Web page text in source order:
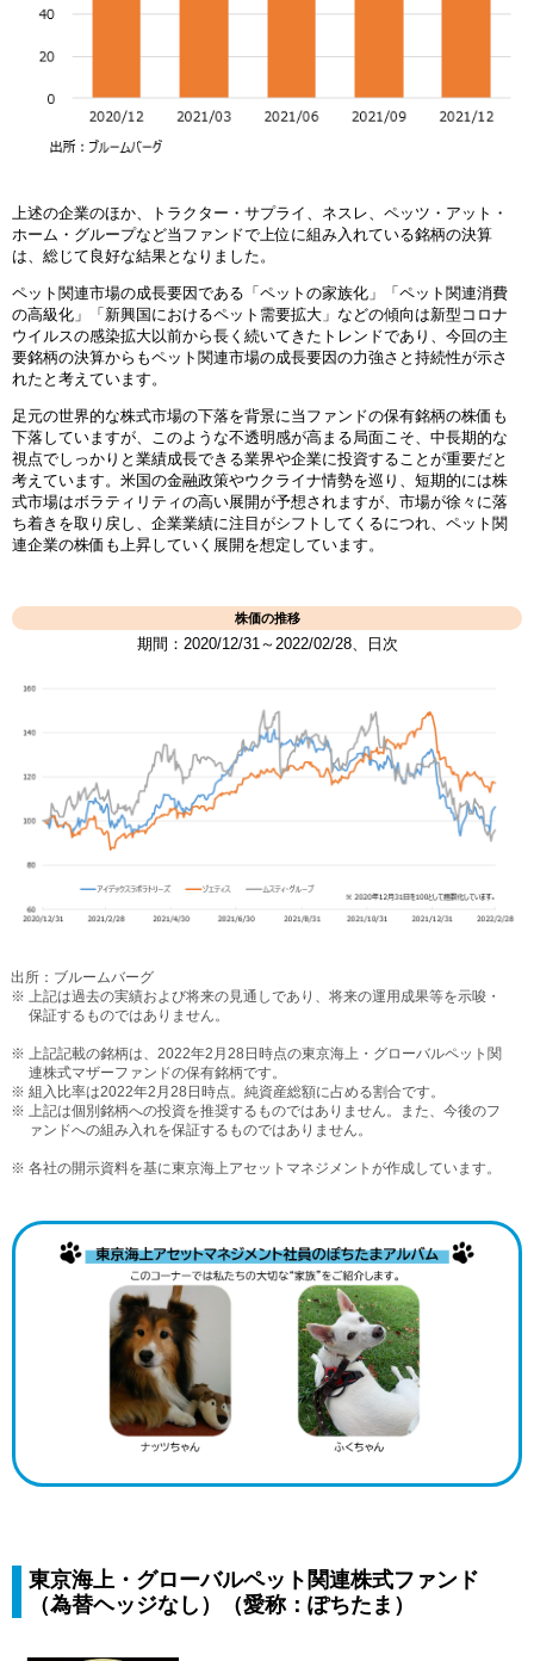
上述の企業のほか、トラクター・サプライ、ネスレ、ペッツ・アット・
ホーム・グループなど当ファンドで上位に組み入れている銘柄の決算
は、総じて良好な結果となりました。
ペット関連市場の成長要因である「ペットの家族化」「ペット関連消費
の高級化」「新興国におけるペット需要拡大」などの傾向は新型コロナ
ウイルスの感染拡大以前から長く続いてきたトレンドであり、今回の主
要銘柄の決算からもペット関連市場の成長要因の力強さと持続性が示さ
れたと考えています。
足元の世界的な株式市場の下落を背景に当ファンドの保有銘柄の株価も
下落していますが、このような不透明感が高まる局面こそ、中長期的な
視点でしっかりと業績成長できる業界や企業に投資することが重要だと
考えています。米国の金融政策やウクライナ情勢を巡り、短期的には株
式市場はボラティリティの高い展開が予想されますが、市場が徐々に落
ち着きを取り戻し、企業業績に注目がシフトしてくるにつれ、ペット関
連企業の株価も上昇していく展開を想定しています。
株価の推移
期間：2020/12/31～2022/02/28、日次
出所：ブルームバーグ
※ 上記は過去の実績および将来の見通しであり、将来の運用成果等を⽰唆・
保証するものではありません。
※ 上記記載の銘柄は、2022年2月28日時点の東京海上・グローバルペット関
連株式マザーファンドの保有銘柄です。
※ 組入比率は2022年2月28日時点。純資産総額に占める割合です。
※ 上記は個別銘柄への投資を推奨するものではありません。また、今後のフ
ァンドへの組み⼊れを保証するものではありません。
※ 各社の開示資料を基に東京海上アセットマネジメントが作成しています。
東京海上・グローバルペット関連株式ファンド
（為替ヘッジなし）（愛称：ぽちたま）